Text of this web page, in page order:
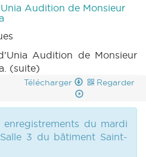
Audition de Monsieur
Audition de Monsieur
(suite)
Télécharger Regarder
du mardi
3 du bâtiment Saint-